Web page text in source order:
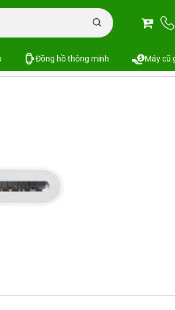
Đồng hồ thông minh Máy cũ
thẻ USB-C sang SD | Chính hãng Apple Việt Nam